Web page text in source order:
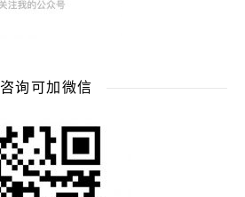
咨询可加微信